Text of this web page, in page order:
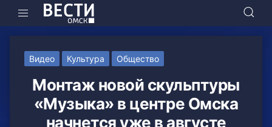
Видео Культура Общество
Монтаж новой скульптуры
«Музыка» в центре Омска
начнется уже в августе